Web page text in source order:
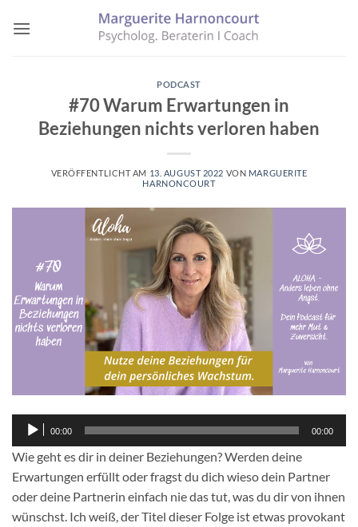
Inhalt
PODCAST
#70 Warum Erwartungen in
Beziehungen nichts verloren haben
VERÖFFENTLICHT AM 13. AUGUST 2022 VON MARGUERITE
HARNONCOURT
Audio-
Player
00:00 00:00
Wie geht es dir in deiner Beziehungen? Werden deine
Erwartungen erfüllt oder fragst du dich wieso dein Partner
oder deine Partnerin einfach nie das tut, was du dir von ihnen
wünschst. Ich weiß, der Titel dieser Folge ist etwas provokant